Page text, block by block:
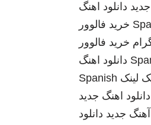
دانلود اهنگ
خرید فالوور
خرید فالوور
دانلود اهنگ
لینک Spanish
دانلود اهنگ جدید
آهنگ جدید دانلود